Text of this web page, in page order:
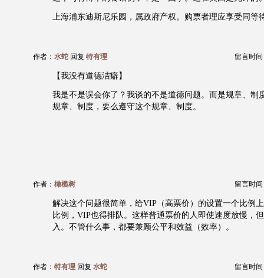
上海浦东迪斯尼乐园，属政府产权。购票者理应享受同等
作者： 水蛇 回复 特有理 留言时间
【我没有道德洁癖】
我是不是误会你了？我谈的不是道德问题。而是规章、制
规章、制度，要么遵守这个规章、制度。
作者： 橄榄树 留言时间
解决这个问题很简单，给VIP（高票价）的设置一个比例
比例，VIP也得排队。这样普通票价的人即使速度放慢，
入。不管什么事，都要兼顾公平和效益（效率）。
作者： 特有理 回复 水蛇 留言时间